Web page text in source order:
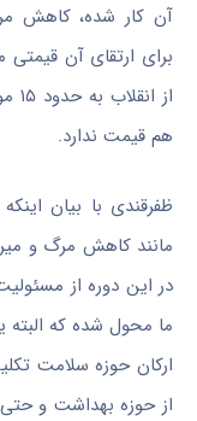
آن کار شده، کاهش
برای ارتقای آن
هم قیمت ندارد.
ظفرقندی با بیان
مانند کاهش مرگ و میر
در این دوره از
ما محول شده که
ارکان حوزه سلامت
از حوزه بهداشت و